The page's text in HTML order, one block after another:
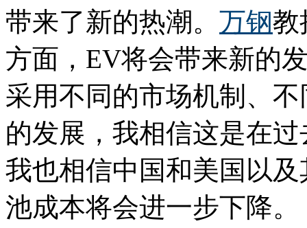
带来了新的热潮。 万钢教
方面，EV将会带来新的
采用不同的市场机制、
的发展，我相信这是在
我也相信中国和美国以
池成本将会进一步下降。